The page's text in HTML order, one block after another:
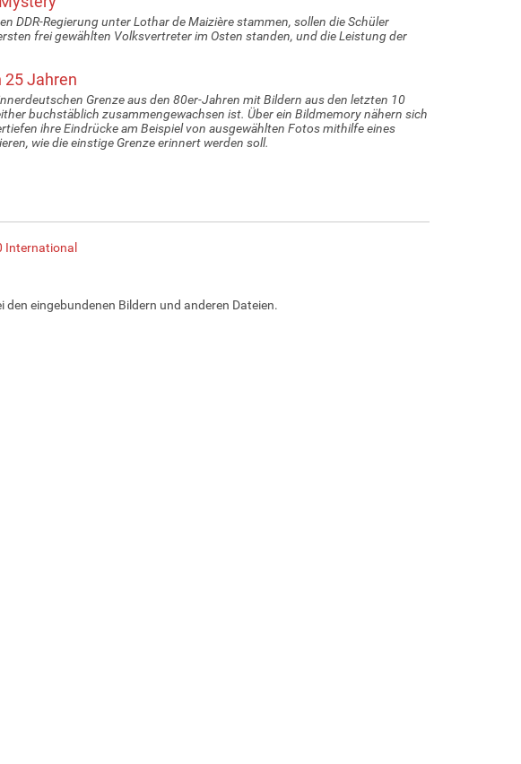
DDR-Regierung unter Lothar de Maizière stammen, sollen die Schüler
frei gewählten Volksvertreter im Osten standen, und die Leistung der
25 Jahren
Grenze aus den 80er-Jahren mit Bildern aus den letzten 10
buchstäblich zusammengewachsen ist. Über ein Bildmemory nähern sich
ihre Eindrücke am Beispiel von ausgewählten Fotos mithilfe eines
wie die einstige Grenze erinnert werden soll.
International
eingebundenen Bildern und anderen Dateien.